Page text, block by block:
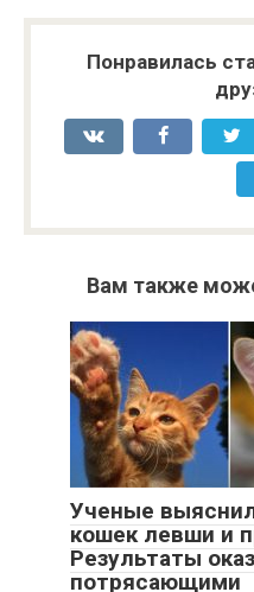
Понравилась
Вам также
Ученые
кошек левши и
Результаты
потрясающими